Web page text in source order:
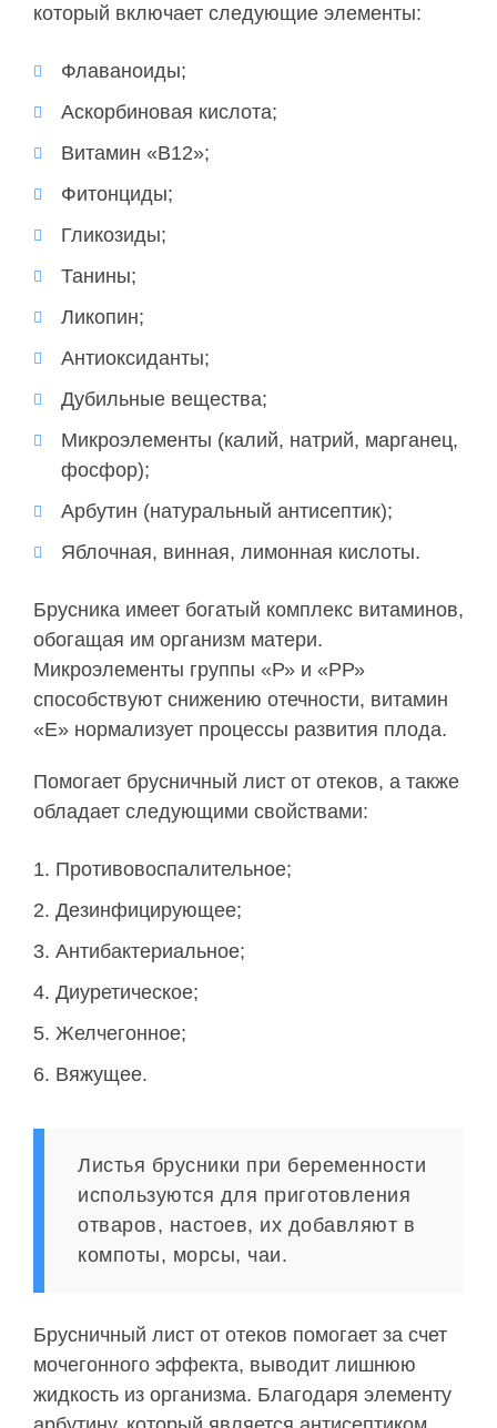
который включает следующие элементы:
Флаваноиды;
Аскорбиновая кислота;
Витамин «В12»;
Фитонциды;
Гликозиды;
Танины;
Ликопин;
Антиоксиданты;
Дубильные вещества;
Микроэлементы (калий, натрий, марганец,
фосфор);
Арбутин (натуральный антисептик);
Яблочная, винная, лимонная кислоты.
Брусника имеет богатый комплекс витаминов,
обогащая им организм матери.
Микроэлементы группы «Р» и «РР»
способствуют снижению отечности, витамин
«Е» нормализует процессы развития плода.
Помогает брусничный лист от отеков, а также
обладает следующими свойствами:
Противовоспалительное;
Дезинфицирующее;
Антибактериальное;
Диуретическое;
Желчегонное;
Вяжущее.
Листья брусники при беременности
используются для приготовления
отваров, настоев, их добавляют в
компоты, морсы, чаи.
Брусничный лист от отеков помогает за счет
мочегонного эффекта, выводит лишнюю
жидкость из организма. Благодаря элементу